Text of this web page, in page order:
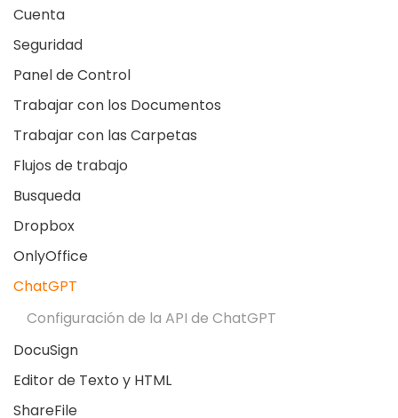
Cuenta
Seguridad
Panel de Control
Trabajar con los Documentos
Trabajar con las Carpetas
Flujos de trabajo
Busqueda
Dropbox
OnlyOffice
ChatGPT
Configuración de la API de ChatGPT
DocuSign
Editor de Texto y HTML
ShareFile